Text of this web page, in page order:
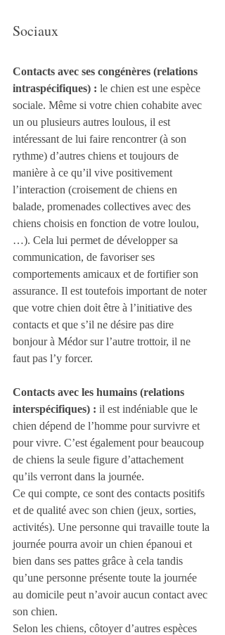
Sociaux
Contacts avec ses congénères (relations
intraspécifiques) : le chien est une espèce
sociale. Même si votre chien cohabite avec
un ou plusieurs autres loulous, il est
intéressant de lui faire rencontrer (à son
rythme) d’autres chiens et toujours de
manière à ce qu’il vive positivement
l’interaction (croisement de chiens en
balade, promenades collectives avec des
chiens choisis en fonction de votre loulou,
…). Cela lui permet de développer sa
communication, de favoriser ses
comportements amicaux et de fortifier son
assurance. Il est toutefois important de noter
que votre chien doit être à l’initiative des
contacts et que s’il ne désire pas dire
bonjour à Médor sur l’autre trottoir, il ne
faut pas l’y forcer.
Contacts avec les humains (relations
interspécifiques) : il est indéniable que le
chien dépend de l’homme pour survivre et
pour vivre. C’est également pour beaucoup
de chiens la seule figure d’attachement
qu’ils verront dans la journée.
Ce qui compte, ce sont des contacts positifs
et de qualité avec son chien (jeux, sorties,
activités). Une personne qui travaille toute la
journée pourra avoir un chien épanoui et
bien dans ses pattes grâce à cela tandis
qu’une personne présente toute la journée
au domicile peut n’avoir aucun contact avec
son chien.
Selon les chiens, côtoyer d’autres espèces